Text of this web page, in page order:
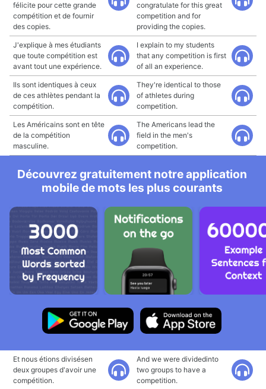
félicite pour cette grande
compétition et de fournir
des copies.
congratulate for this great
competition and for
providing the copies.
J'explique à mes étudiants
que toute compétition est
avant tout une expérience.
I explain to my students
that any competition is first
of all an experience.
Ils sont identiques à ceux
de ces athlètes pendant la
compétition.
They're identical to those
of athletes during
competition.
Les Américains sont en tête
de la compétition
masculine.
The Americans lead the
field in the men's
competition.
Découvrez gratuitement notre application
mobile de mots les plus courants
Et nous étions divisésen
deux groupes d'avoir une
compétition.
And we were dividedinto
two groups to have a
competition.